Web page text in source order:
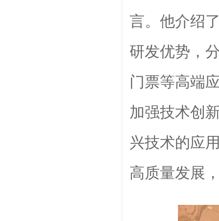
言。他介绍
研发优势，
门票等高端
加强技术创
兴技术的应
高质量发展